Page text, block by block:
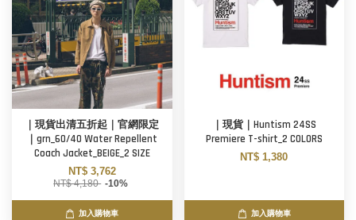
｜現貨出清五折起｜官網限定
｜grn_60/40 Water Repellent
Coach Jacket_BEIGE_2 SIZE
NT$ 3,762
NT$ 4,180 -10%
加入購物車
｜現貨｜Huntism 24SS
Premiere T-shirt_2 COLORS
NT$ 1,380
加入購物車